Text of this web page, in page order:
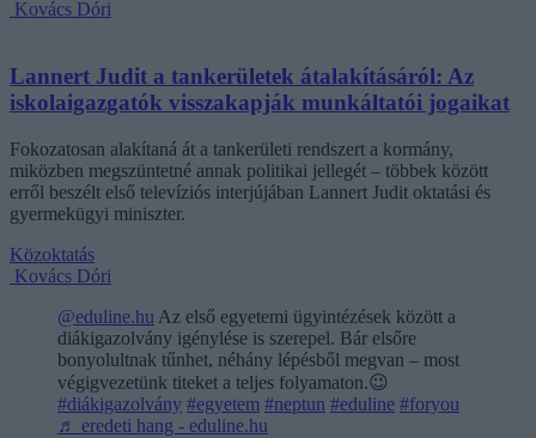
Kovács Dóri
Lannert Judit a tankerületek átalakításáról: Az
iskolaigazgatók visszakapják munkáltatói jogaikat
Fokozatosan alakítaná át a tankerületi rendszert a kormány,
miközben megszüntetné annak politikai jellegét – többek között
erről beszélt első televíziós interjújában Lannert Judit oktatási és
gyermekügyi miniszter.
Közoktatás
Kovács Dóri
@eduline.hu Az első egyetemi ügyintézések között a
diákigazolvány igénylése is szerepel. Bár elsőre
bonyolultnak tűnhet, néhány lépésből megvan – most
végigvezetünk titeket a teljes folyamaton.😉
#diákigazolvány #egyetem #neptun #eduline #foryou
♬ eredeti hang - eduline.hu